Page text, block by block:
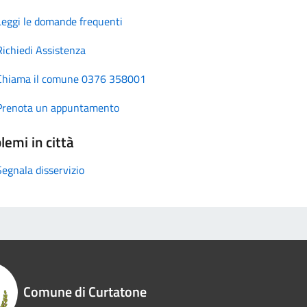
le domande frequenti
Assistenza
il comune 0376 358001
un appuntamento
in città
disservizio
Comune di Curtatone